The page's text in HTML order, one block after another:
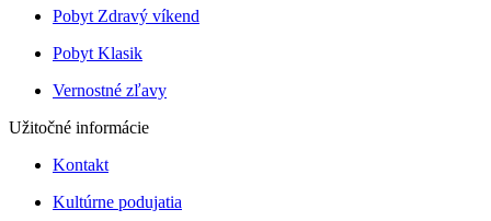
Pobyt Zdravý víkend
Pobyt Klasik
Vernostné zľavy
Užitočné informácie
Kontakt
Kultúrne podujatia